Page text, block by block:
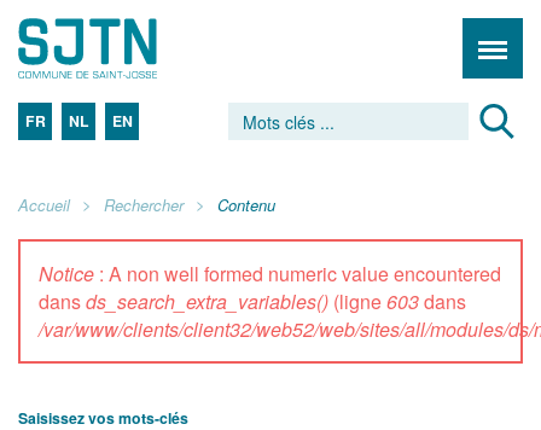
FR NL EN
Accueil Rechercher Contenu
Notice : A non well formed numeric value encountered
dansds_search_extra_variables() (ligne603dans
/var/www/clients/client32/web52/web/sites/all/modules/
Saisissez vos mots-clés